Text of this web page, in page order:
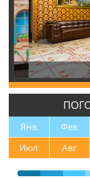
Янв Фев
Июл
Авг